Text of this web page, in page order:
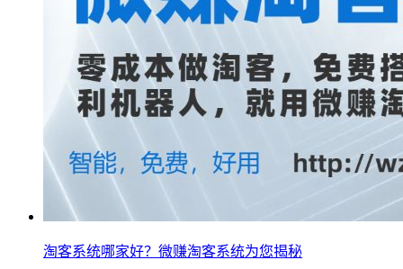
淘客系统哪家好？微赚淘客系统为您揭秘